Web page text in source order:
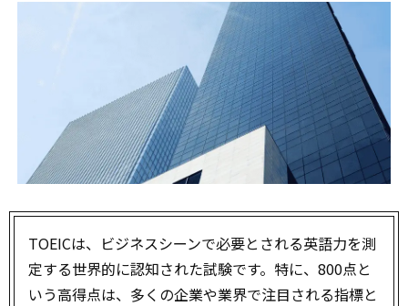
TOEICは、ビジネスシーンで必要とされる英語力を測
定する世界的に認知された試験です。特に、800点と
いう高得点は、多くの企業や業界で注目される指標と